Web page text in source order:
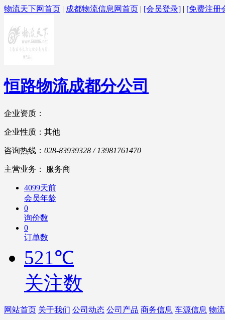
物流天下网首页 | 成都物流信息网首页 | [会员登录] | [免费注册
恒路物流成都分公司
企业资质：
企业性质：其他
咨询热线： 028-83939328 / 13981761470
主营业务： 服务商
4099天前
会员年龄
0
询价数
0
订单数
521℃
关注数
网站首页 关于我们 公司动态 公司产品 商务信息 车源信息 物